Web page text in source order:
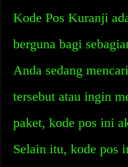
Kode Pos Kuranji
berguna bagi
Anda sedang
tersebut atau ingin
paket, kode pos ini
Selain itu, kode pos